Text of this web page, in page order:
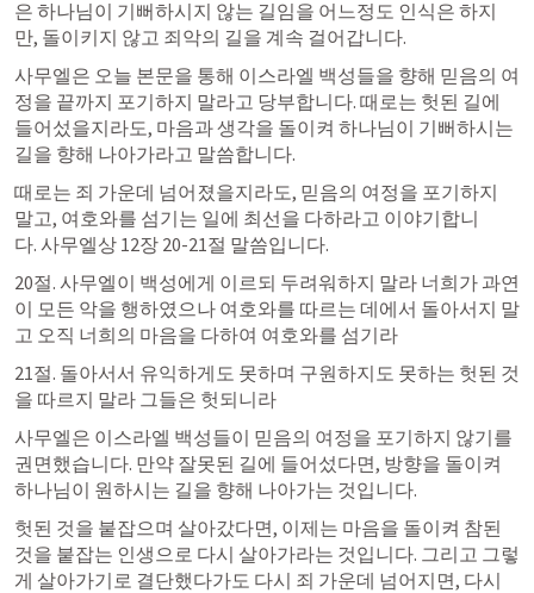
은 하나님이 기뻐하시지 않는 길임을 어느정도 인식은 하지
만, 돌이키지 않고 죄악의 길을 계속 걸어갑니다.
사무엘은 오늘 본문을 통해 이스라엘 백성들을 향해 믿음의 여
정을 끝까지 포기하지 말라고 당부합니다. 때로는 헛된 길에
들어섰을지라도, 마음과 생각을 돌이켜 하나님이 기뻐하시는
길을 향해 나아가라고 말씀합니다.
​때로는 죄 가운데 넘어졌을지라도, 믿음의 여정을 포기하지
말고, 여호와를 섬기는 일에 최선을 다하라고 이야기합니
다. 사무엘상 12장 20-21절 말씀입니다.
​20절. 사무엘이 백성에게 이르되 두려워하지 말라 너희가 과연
이 모든 악을 행하였으나 여호와를 따르는 데에서 돌아서지 말
고 오직 너희의 마음을 다하여 여호와를 섬기라
21절. 돌아서서 유익하게도 못하며 구원하지도 못하는 헛된 것
을 따르지 말라 그들은 헛되니라
​사무엘은 이스라엘 백성들이 믿음의 여정을 포기하지 않기를
권면했습니다. 만약 잘못된 길에 들어섰다면, 방향을 돌이켜
하나님이 원하시는 길을 향해 나아가는 것입니다.
​헛된 것을 붙잡으며 살아갔다면, 이제는 마음을 돌이켜 참된
것을 붙잡는 인생으로 다시 살아가라는 것입니다. 그리고 그렇
게 살아가기로 결단했다가도 다시 죄 가운데 넘어지면, 다시